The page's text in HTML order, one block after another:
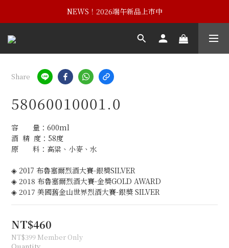
NEWS！黃埔建校102週年紀念酒
NEWS！2026端午新品上市中
NEWS！黃埔建校102週年紀念酒
Share
58060010001.0
容　　量：600ml
酒  精  度：58度
原　　料：高粱、小麥、水
◈ 2017 布魯塞爾烈酒大賽-銀獎SILVER
◈ 2018 布魯塞爾烈酒大賽-金獎GOLD AWARD
◈ 2017 美國舊金山世界烈酒大賽-銀獎 SILVER
NT$460
NT$399 Member Only